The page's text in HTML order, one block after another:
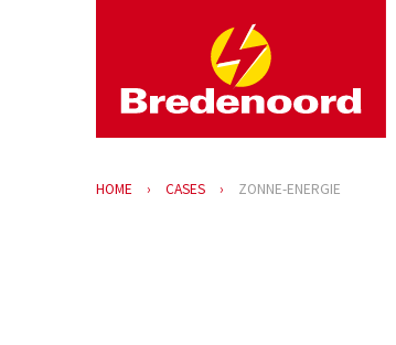
HOME CASES ZONNE-ENERGIE